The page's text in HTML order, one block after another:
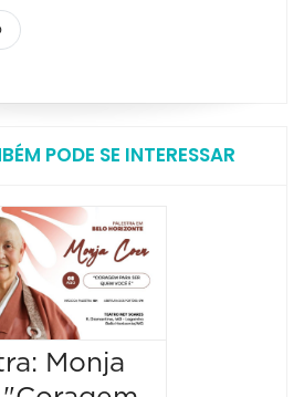
PODE SE INTERESSAR
Monja